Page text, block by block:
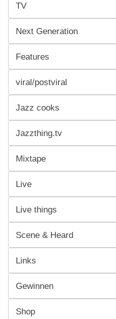
TV
Next Generation
Features
viral/postviral
Jazz cooks
Jazzthing.tv
Mixtape
Live
Live things
Scene & Heard
Links
Gewinnen
Shop